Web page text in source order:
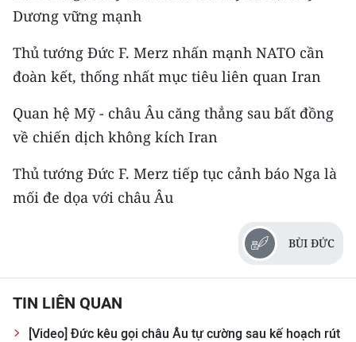
KIỂM CHỨNG THÔNG TIN
TRI THỨC CHUYÊN SÂU
54 DÂN TỘC VIỆT NAM
CHƯƠNG TRÌNH OCOP - MỖI XÃ
MỘT SẢN PHẨM
Video
Dương vững mạnh
Thủ tướng Đức F. Merz nhấn mạnh NATO cần
đoàn kết, thống nhất mục tiêu liên quan Iran
Quan hệ Mỹ - châu Âu căng thẳng sau bất đồng
về chiến dịch không kích Iran
Thủ tướng Đức F. Merz tiếp tục cảnh báo Nga là
mối đe dọa với châu Âu
BÙI ĐỨC
TIN LIÊN QUAN
[Video] Đức kêu gọi châu Âu tự cường sau kế hoạch rút